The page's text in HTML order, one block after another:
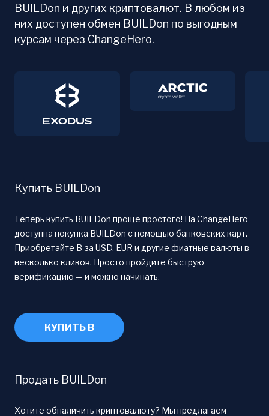
BUILDon и других криптовалют. В любом из
них доступен обмен BUILDon по выгодным
курсам через ChangeHero.
Купить BUILDon
Теперь купить BUILDon проще простого! На ChangeHero
доступна покупка BUILDon с помощью банковских карт.
Приобретайте B за USD, EUR и другие фиатные валюты в
несколько кликов. Просто пройдите быструю
верификацию — и можно начинать.
КУПИТЬ B
Продать BUILDon
Хотите обналичить криптовалюту? Мы предлагаем